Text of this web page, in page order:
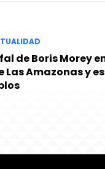
de Boris Morey
Las Amazonas y